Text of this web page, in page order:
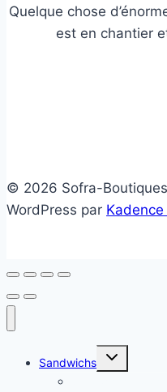
Quelque chose
est en chantier
© 2026 Sofra-
WordPress par Kadence
Sandwichs
Ouvrir/fermer